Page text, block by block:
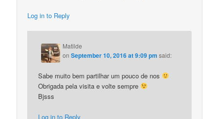
Log in to Reply
Matilde
onSeptember 10, 2016 at 9:09 pm said:
Sabe muito bem partilhar um pouco de nos
Obrigada pela visita e volte sempre
Bjsss
Log in to Reply